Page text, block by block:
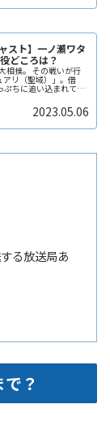
スト】一ノ瀬ワタ
どころは？
相撲。 その戦いが行
リ（聖域）」。借
ちに追い込まれてい
2023.05.06
る放送局あ
？